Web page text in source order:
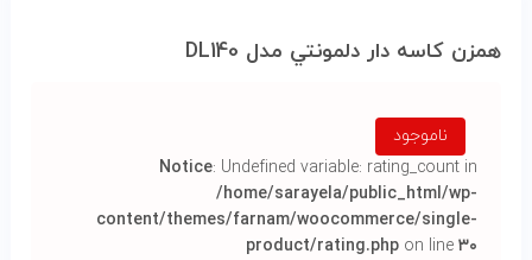
همزن کاسه دار دلمونتي مدل DL140
ناموجود
Notice: Undefined variable: rating_count in
/home/sarayela/public_html/wp-
content/themes/farnam/woocommerce/single-
product/rating.php on line۳۰